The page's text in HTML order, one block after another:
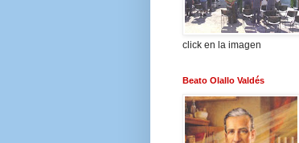
click en la imagen
Beato Olallo Valdés